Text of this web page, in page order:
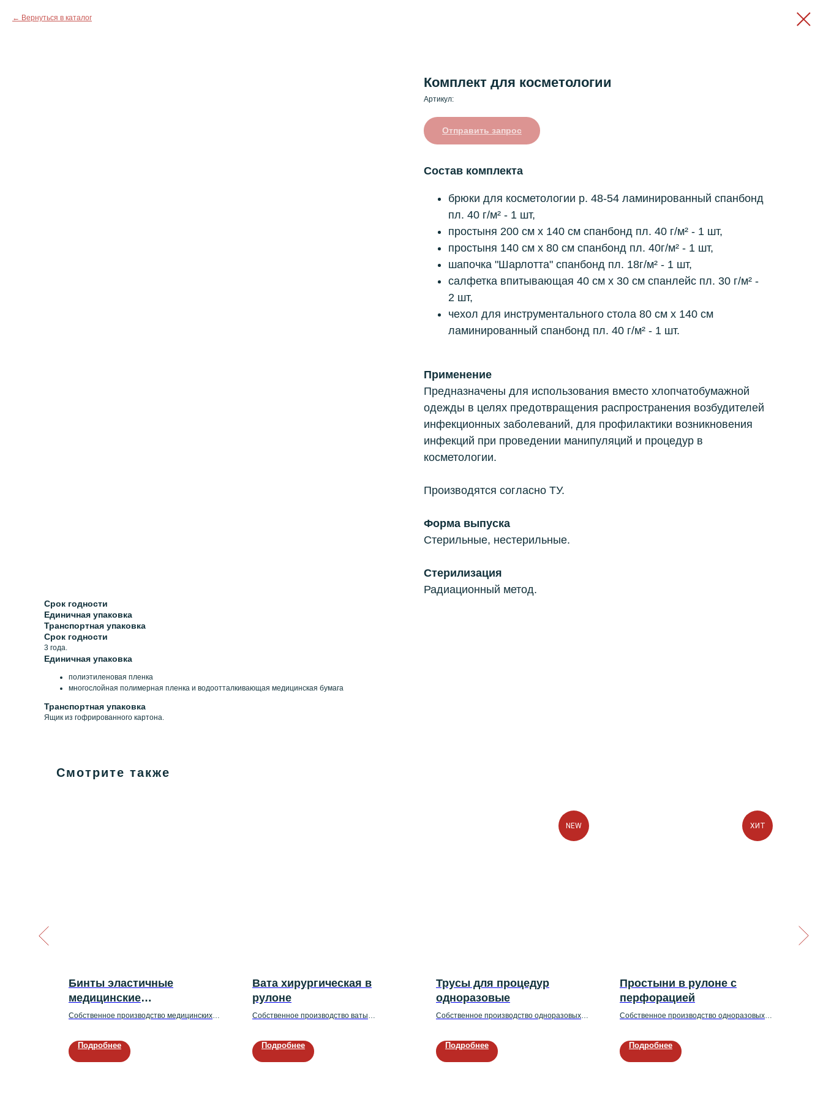
Вернуться в каталог
Комплект для косметологии
Артикул:
Отправить запрос
Состав комплекта
брюки для косметологии р. 48-54 ламинированный спанбонд
пл. 40 г/м² - 1 шт,
простыня 200 см х 140 см спанбонд пл. 40 г/м² - 1 шт,
простыня 140 см х 80 см спанбонд пл. 40г/м² - 1 шт,
шапочка "Шарлотта" спанбонд пл. 18г/м² - 1 шт,
салфетка впитывающая 40 см х 30 см спанлейс пл. 30 г/м² -
2 шт,
чехол для инструментального стола 80 см х 140 см
ламинированный спанбонд пл. 40 г/м² - 1 шт.
Применение
Предназначены для использования вместо хлопчатобумажной
одежды в целях предотвращения распространения возбудителей
инфекционных заболеваний, для профилактики возникновения
инфекций при проведении манипуляций и процедур в
косметологии.
Производятся согласно ТУ.
Форма выпуска
Стерильные, нестерильные.
Стерилизация
Радиационный метод.
Срок годности
Единичная упаковка
Транспортная упаковка
Срок годности
3 года.
Единичная упаковка
полиэтиленовая пленка
многослойная полимерная пленка и водоотталкивающая медицинская бумага
Транспортная упаковка
Ящик из гофрированного картона.
Смотрите также
Бинты эластичные
медицинские
(фиксирующие)
Собственное производство медицинских
Подробнее
Вата хирургическая в
рулоне
Собственное производство ваты
Подробнее
NEW
Трусы для процедур
одноразовые
Собственное производство одноразовых
Подробнее
ХИТ
Простыни в рулоне с
перфорацией
Собственное производство одноразовых
Подробнее